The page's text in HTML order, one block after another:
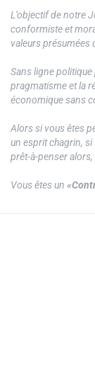
L’objectif de notre
conformiste et
valeurs présumées
Sans ligne
pragmatisme et la
économique sans
Alors si vous êtes
un esprit chagrin, si
prêt-à-penser
Vous êtes un